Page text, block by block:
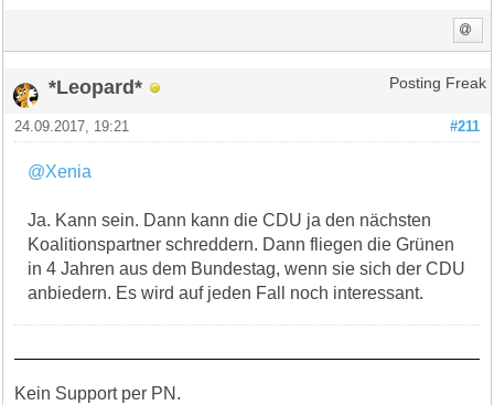
*Leopard* Posting Freak
#211
24.09.2017, 19:21
@Xenia
Ja. Kann sein. Dann kann die CDU ja den nächsten
Koalitionspartner schreddern. Dann fliegen die Grünen
in 4 Jahren aus dem Bundestag, wenn sie sich der CDU
anbiedern. Es wird auf jeden Fall noch interessant.
Kein Support per PN.